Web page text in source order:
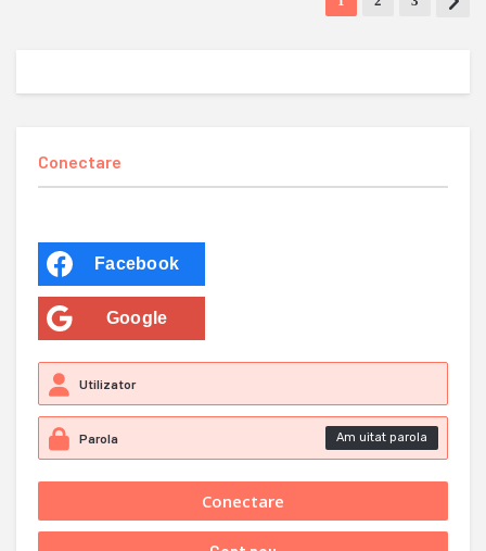
Conectare
Facebook
Google
Am uitat parola